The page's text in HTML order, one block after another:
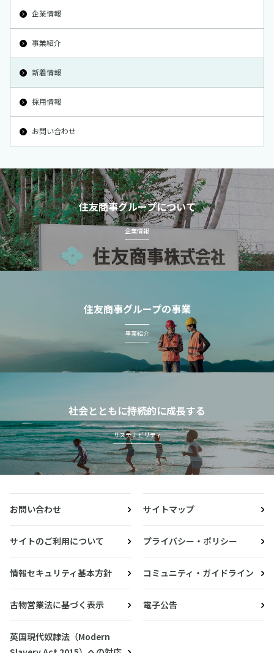
企業情報
事業紹介
新着情報
採用情報
お問い合わせ
住友商事グループについて
企業情報
住友商事グループの事業
事業紹介
社会とともに持続的に成長する
サステナビリティ
お問い合わせ サイトマップ
サイトのご利用について プライバシー・ポリシー
情報セキュリティ基本方針 コミュニティ・ガイドライン
古物営業法に基づく表示 電子公告
英国現代奴隷法（Modern